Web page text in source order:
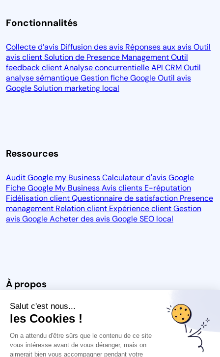
Salut c'est nous...
les Cookies !
On a attendu d'être sûrs que le contenu de ce site
vous intéresse avant de vous déranger, mais on
aimerait bien vous accompagner pendant votre
Fonctionnalités
Collecte d’avis Diffusion des avis Réponses aux avisOutil
avis clientSolution de Presence ManagementOutil
feedback clientAnalyse concurrentielleAPI CRMOutil
analyse sémantiqueGestion fiche GoogleOutil avis
GoogleSolution marketing local
Ressources
Audit Google my BusinessCalculateur d'avis Google
Fiche Google My BusinessAvis clients E-réputation
Fidélisation clientQuestionnaire de satisfaction Presence
management Relation client Expérience clientGestion
avis GoogleAcheter des avis GoogleSEO local
À propos
Notre vision BlogCGU
Carrière
Espace PresseProtection des données Mention légales